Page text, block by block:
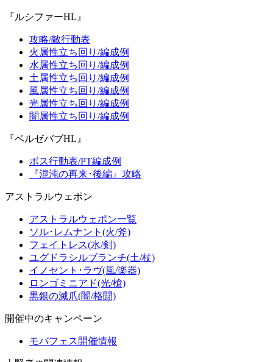
『ルシファーHL』
攻略/敵行動表
火属性立ち回り/編成例
水属性立ち回り/編成例
土属性立ち回り/編成例
風属性立ち回り/編成例
光属性立ち回り/編成例
闇属性立ち回り/編成例
『ベルゼバブHL』
ボス行動表/PT編成例
『混沌の再来･後編』攻略
アストラルウェポン
アストラルウェポン一覧
ソル･レムナント(火/斧)
フェイトレス(水/剣)
ユグドラシルブランチ(土/杖)
イノセント･ラヴ(風/楽器)
ロンゴミニアド(光/槍)
黒銀の滅爪(闇/格闘)
開催中のキャンペーン
モバフェス開催情報